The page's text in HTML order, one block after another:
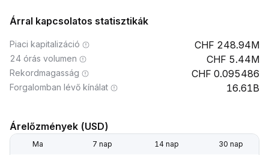
Árral kapcsolatos statisztikák
Piaci kapitalizáció 248.94M
24 órás volumen 5.44M
Rekordmagasság 0.095486
Forgalomban lévő kínálat 16.61B
Árelőzmények (USD)
Ma 7 nap 14 nap 30 nap